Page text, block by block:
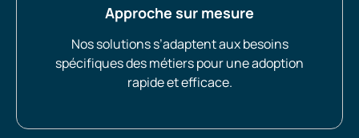
Approche sur mesure
Nos solutions s’adaptent aux besoins
spécifiques des métiers pour une adoption
rapide et efficace.